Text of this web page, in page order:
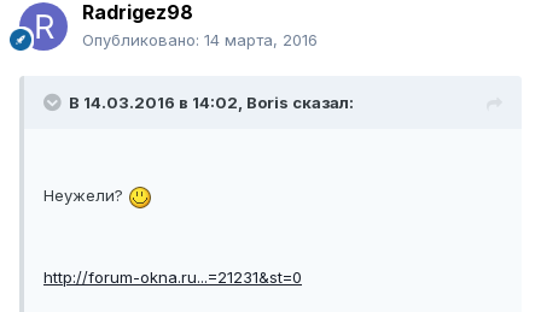
Radrigez98
Опубликовано: 14 марта, 2016
В 14.03.2016 в 14:02, Boris сказал:
Неужели?
http://forum-okna.ru...=21231&st=0